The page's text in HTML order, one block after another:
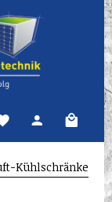
Kühlschränke